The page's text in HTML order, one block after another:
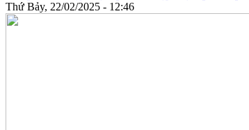
Thứ Bảy, 22/02/2025 - 12:46